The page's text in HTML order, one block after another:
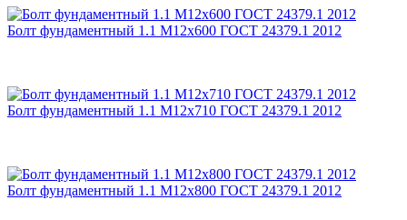
Болт фундаментный 1.1 М12х600 ГОСТ 24379.1 2012
Болт фундаментный 1.1 М12х710 ГОСТ 24379.1 2012
Болт фундаментный 1.1 М12х800 ГОСТ 24379.1 2012